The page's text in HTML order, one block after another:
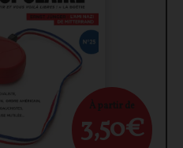
À partir de
3,50€